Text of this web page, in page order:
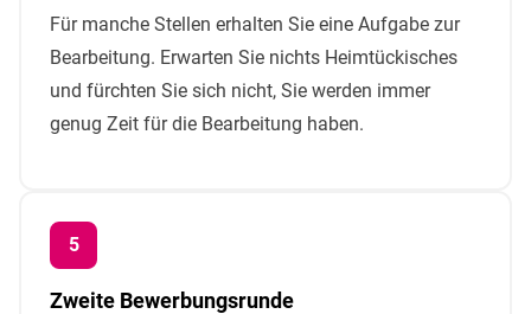
Für manche Stellen erhalten Sie eine Aufgabe zur
Bearbeitung. Erwarten Sie nichts Heimtückisches
und fürchten Sie sich nicht, Sie werden immer
genug Zeit für die Bearbeitung haben.
Zweite Bewerbungsrunde